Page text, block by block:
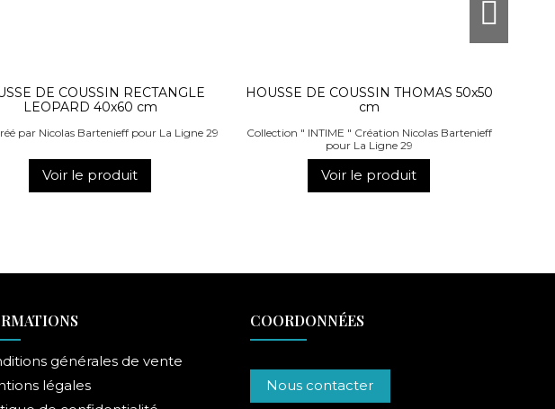
DE COUSSIN RECTANGLE
LEOPARD 40x60 cm
par Nicolas Bartenieff pour La Ligne 29
Voir le produit
HOUSSE DE COUSSIN THOMAS 50x50
cm
Collection " INTIME " Création Nicolas Bartenieff
pour La Ligne 29
Voir le produit
générales de vente
légales
COORDONNÉES
Nous contacter